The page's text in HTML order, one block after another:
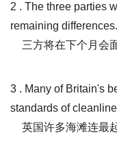
2 . The three parties
remaining differences.
三方将在下个月会
3 . Many of Britain's
standards of
英国许多海滩连最